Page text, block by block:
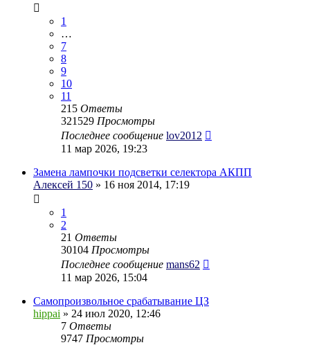
1
…
7
8
9
10
11
215 Ответы
321529 Просмотры
Последнее сообщение lov2012
11 мар 2026, 19:23
Замена лампочки подсветки селектора АКПП
Алексей 150 » 16 ноя 2014, 17:19
1
2
21 Ответы
30104 Просмотры
Последнее сообщение mans62
11 мар 2026, 15:04
Самопроизвольное срабатывание ЦЗ
hippai » 24 июл 2020, 12:46
7 Ответы
9747 Просмотры